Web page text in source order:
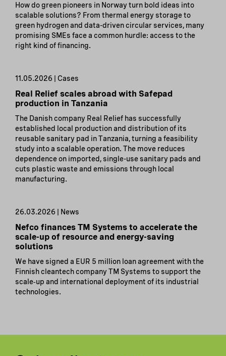
How do green pioneers in Norway turn bold ideas into
scalable solutions? From thermal energy storage to
green hydrogen and data-driven circular services, many
promising SMEs face a common hurdle: access to the
right kind of financing.
11.05.2026 | Cases
Real Relief scales abroad with Safepad
production in Tanzania
The Danish company Real Relief has successfully
established local production and distribution of its
reusable sanitary pad in Tanzania, turning a feasibility
study into a scalable operation. The move reduces
dependence on imported, single-use sanitary pads and
cuts plastic waste and emissions through local
manufacturing.
26.03.2026 | News
Nefco finances TM Systems to accelerate the
scale-up of resource and energy-saving
solutions
We have signed a EUR 5 million loan agreement with the
Finnish cleantech company TM Systems to support the
scale‑up and international deployment of its industrial
technologies.